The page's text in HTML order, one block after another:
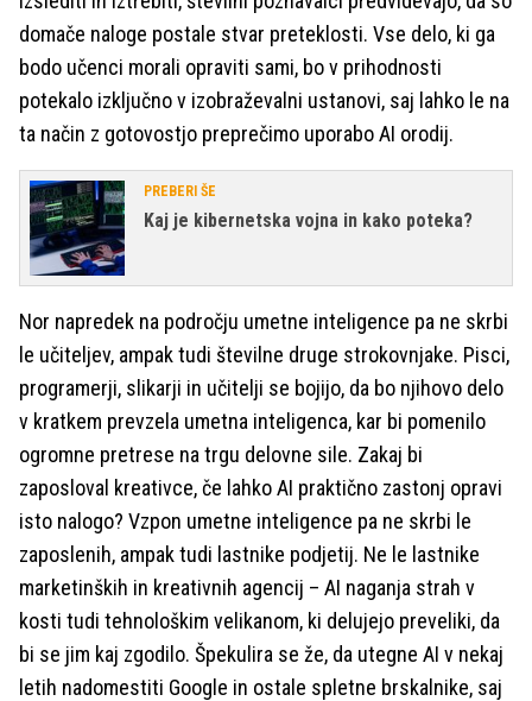
domače naloge postale stvar preteklosti. Vse delo, ki ga
bodo učenci morali opraviti sami, bo v prihodnosti
potekalo izključno v izobraževalni ustanovi, saj lahko le na
ta način z gotovostjo preprečimo uporabo AI orodij.
PREBERI ŠE
Kaj je kibernetska vojna in kako poteka?
Nor napredek na področju umetne inteligence pa ne skrbi
le učiteljev, ampak tudi številne druge strokovnjake. Pisci,
programerji, slikarji in učitelji se bojijo, da bo njihovo delo
v kratkem prevzela umetna inteligenca, kar bi pomenilo
ogromne pretrese na trgu delovne sile. Zakaj bi
zaposloval kreativce, če lahko AI praktično zastonj opravi
isto nalogo? Vzpon umetne inteligence pa ne skrbi le
zaposlenih, ampak tudi lastnike podjetij. Ne le lastnike
marketinških in kreativnih agencij – AI naganja strah v
kosti tudi tehnološkim velikanom, ki delujejo preveliki, da
bi se jim kaj zgodilo. Špekulira se že, da utegne AI v nekaj
letih nadomestiti Google in ostale spletne brskalnike, saj